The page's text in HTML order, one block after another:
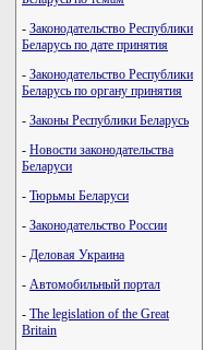
- Законодательство Республики
Беларусь по дате принятия
- Законодательство Республики
Беларусь по органу принятия
- Законы Республики Беларусь
- Новости законодательства
Беларуси
- Тюрьмы Беларуси
- Законодательство России
- Деловая Украина
- Автомобильный портал
- The legislation of the Great
Britain